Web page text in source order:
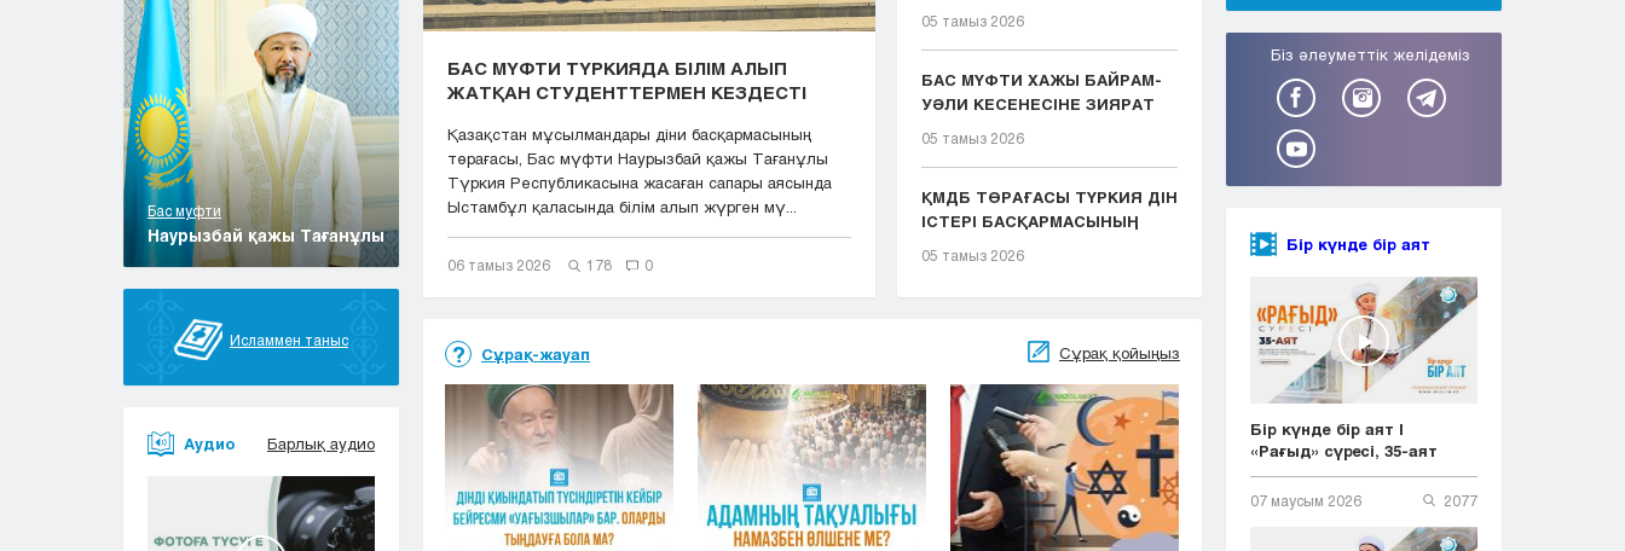
Шымкент
Бас муфти
Наурызбай қажы Тағанұлы
Исламмен таныс
Аудио Барлық аудио
БАС МҮФТИ ТҮРКИЯДА БІЛІМ АЛЫП
ЖАТҚАН СТУДЕНТТЕРМЕН КЕЗДЕСТІ
Қазақстан мұсылмандары діни басқармасының
төрағасы, Бас мүфти Наурызбай қажы Тағанұлы
Түркия Республикасына жасаған сапары аясында
Ыстамбұл қаласында білім алып жүрген мү...
06 тамыз 2026 178 0
ҚЫЗМЕТІМІЗДІҢ ...
05 тамыз 2026
БАС МҮФТИ ХАЖЫ БАЙРАМ-
УӘЛИ КЕСЕНЕСІНЕ ЗИЯРАТ
ЖАСАДЫ
05 тамыз 2026
ҚМДБ ТӨРАҒАСЫ ТҮРКИЯ ДІН
ІСТЕРІ БАСҚАРМАСЫНЫҢ
ТӨР...
05 тамыз 2026
Сұрақ-жауап Сұрақ қойыңыз
Біз әлеуметтік желідеміз
Бір күнде бір аят
Бір күнде бір аят |
«Рағыд» сүресі, 35-аят
07 маусым 2026 2077